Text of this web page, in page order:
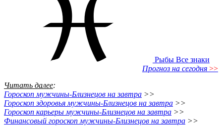
Рыбы Все знаки
Прогноз на сегодня >>
Читать далее:
Гороскоп мужчины-Близнецов на завтра >>
Гороскоп здоровья мужчины-Близнецов на завтра >>
Гороскоп карьеры мужчины-Близнецов на завтра >>
Финансовый гороскоп мужчины-Близнецов на завтра >>